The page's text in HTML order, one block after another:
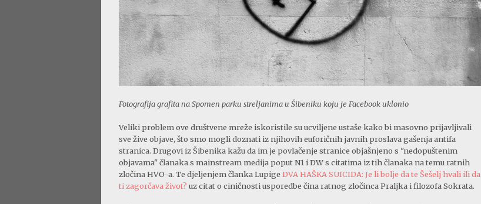
Fotografija grafita na Spomen parku streljanima u Šibeniku koju je Facebook uklonio
Veliki problem ove društvene mreže iskoristile su ucviljene ustaše kako bi masovno prijavljivali
sve žive objave, što smo mogli doznati iz njihovih euforičnih javnih proslava gašenja antifa
stranica. Drugovi iz Šibenika kažu da im je povlačenje stranice objašnjeno s "nedopuštenim
objavama" članaka s mainstream medija poput N1 i DW s citatima iz tih članaka na temu ratnih
zločina HVO-a. Te djeljenjem članka Lupige DVA HAŠKA SUICIDA: Je li bolje da te Šešelj hvali ili da
ti zagorčava život? uz citat o ciničnosti usporedbe čina ratnog zločinca Praljka i filozofa Sokrata.